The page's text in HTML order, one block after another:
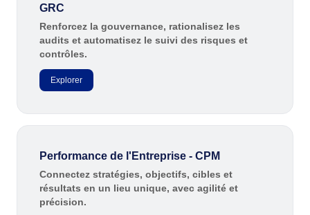
ISO 22000
ISO 42001
ISO 50001
ISO/IEC 17025
FSSC 22000
COSO
ISO 14001
ISO 15189
PMBOK
ISO 26000
Supply
Time Control
GRC
Renforcez la gouvernance, rationalisez les
audits et automatisez le suivi des risques et
contrôles.
Explorer
Performance de l'Entreprise - CPM
Connectez stratégies, objectifs, cibles et
résultats en un lieu unique, avec agilité et
précision.